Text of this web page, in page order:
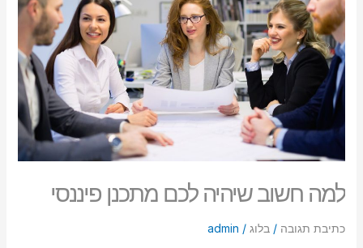
למה חשוב שיהיה לכם מתכנן פיננסי
כתיבת תגובה / בלוג/
admin
שיהיה
לכם
מתכנן
פיננסי